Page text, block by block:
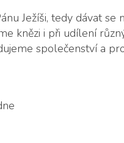
Je­ží­ši, tedy dá­vat se
kně­zi i při udí­le­ní
spo­le­čen­ství a